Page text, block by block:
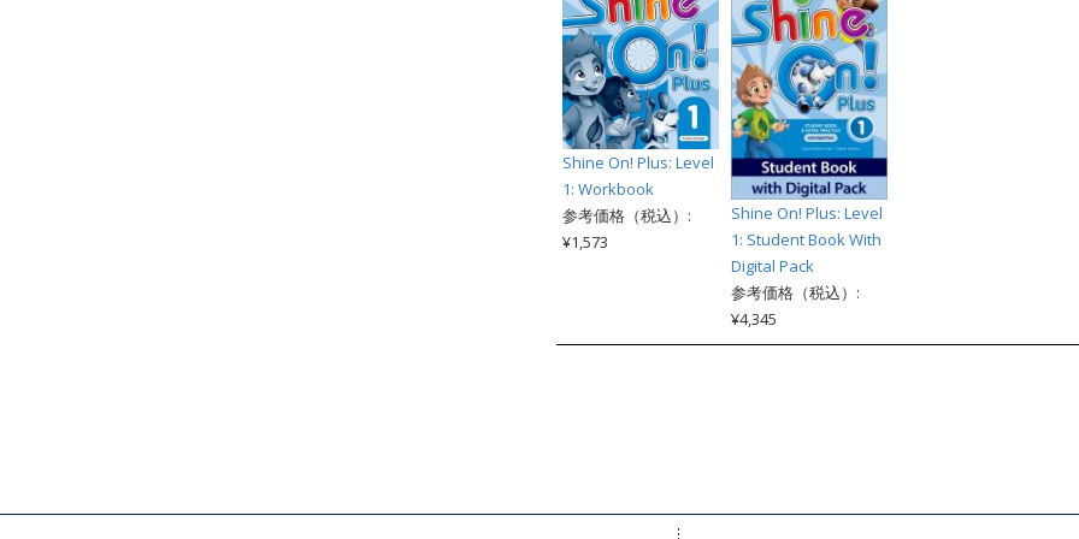
Shine On! Plus: Level
1: Workbook
参考価格（税込）:
¥1,573
Shine On! Plus: Level
1: Student Book With
Digital Pack
参考価格（税込）:
¥4,345